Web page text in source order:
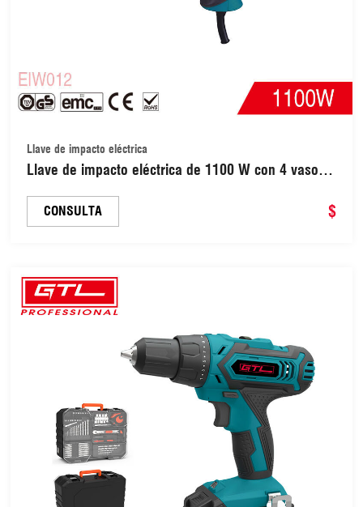
Llave de impacto eléctrica
Llave de impacto eléctrica de 1100 W con 4 vasos
CONSULTA $